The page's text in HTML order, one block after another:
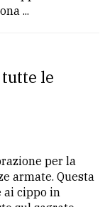
...
le
per la
armate. Questa
ai cippo in